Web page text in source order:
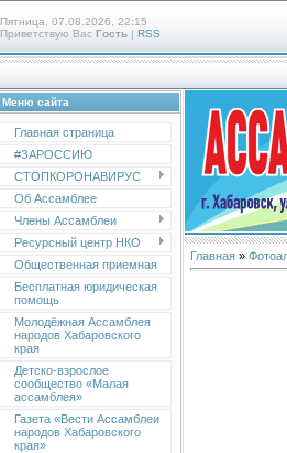
Пятница, 07.08.2026, 22:15
Приветствую Вас Гость | RSS
Меню сайта
Главная страница
#ЗАРОССИЮ
СТОПКОРОНАВИРУС
Об Ассамблее
Члены Ассамблеи
Ресурсный центр НКО
Общественная приемная
Бесплатная юридическая
помощь
Молодёжная Ассамблея
народов Хабаровского
края
Детско-взрослое
сообщество «Малая
ассамблея»
Газета «Вести Ассамблеи
народов Хабаровского
края»
Главная »